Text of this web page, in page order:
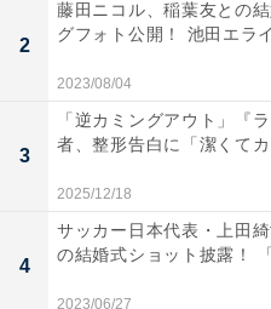
2
藤田ニコル、稲葉友との
グフォト公開！ 池田エラ
2023/08/04
3
「逆カミングアウト」『
者、整形告白に「潔くて
2025/12/18
4
サッカー日本代表・上田
の結婚式ショット披露！
2023/06/27